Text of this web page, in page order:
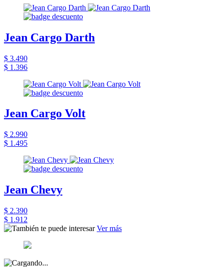
Jean Cargo Darth
$ 3.490
$ 1.396
Jean Cargo Volt
$ 2.990
$ 1.495
Jean Chevy
$ 2.390
$ 1.912
Ver más